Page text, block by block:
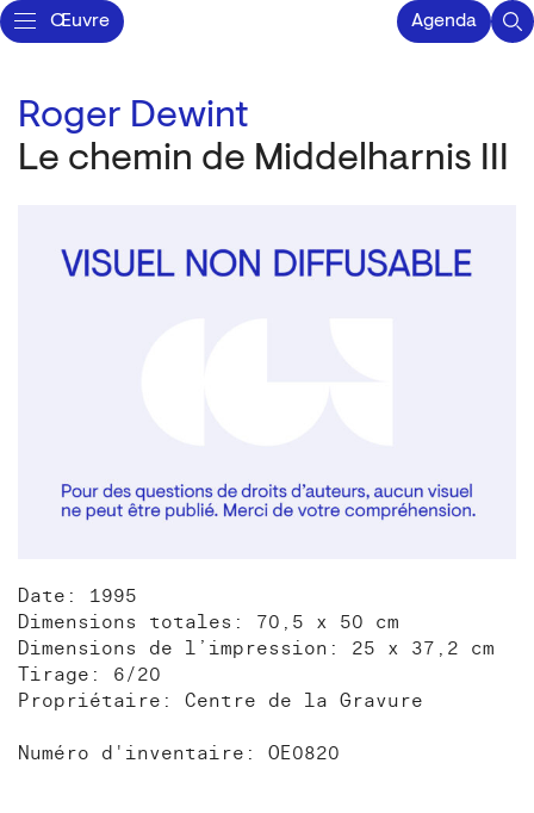
Œuvre Agenda
Roger Dewint
Le chemin de Middelharnis III
Date: 1995
Dimensions totales: 70,5 x 50 cm
Dimensions de l’impression: 25 x 37,2 cm
Tirage: 6/20
Propriétaire: Centre de la Gravure
Numéro d'inventaire: OE0820